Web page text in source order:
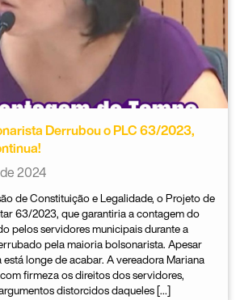
Derrubou o PLC 63/2023,
2024
de Constituição e Legalidade, o Projeto de
63/2023, que garantiria a contagem do
pelos servidores municipais durante a
pela maioria bolsonarista. Apesar
está longe de acabar. A vereadora Mariana
firmeza os direitos dos servidores,
distorcidos daqueles […]